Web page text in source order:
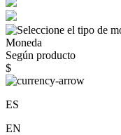
Moneda
Según producto
$
ES
EN